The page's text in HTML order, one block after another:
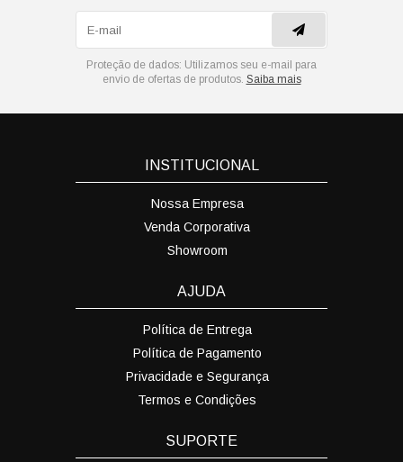
Proteção de dados: Utilizamos seu e-mail para
envio de ofertas de produtos. Saiba mais
INSTITUCIONAL
Nossa Empresa
Venda Corporativa
Showroom
AJUDA
Política de Entrega
Política de Pagamento
Privacidade e Segurança
Termos e Condições
SUPORTE